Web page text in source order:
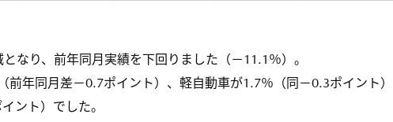
なり、前年同月実績を下回りました（－11.1％）。
前年同月差－0.7ポイント）、軽自動車が1.7％（同－0.3ポイント）
ント）でした。